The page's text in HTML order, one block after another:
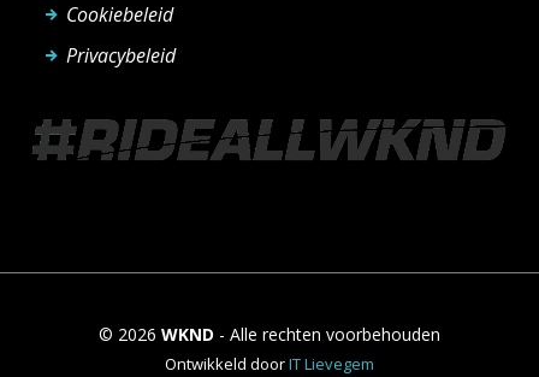
Cookiebeleid
Privacybeleid
© 2026 WKND - Alle rechten voorbehouden
Ontwikkeld doorIT Lievegem